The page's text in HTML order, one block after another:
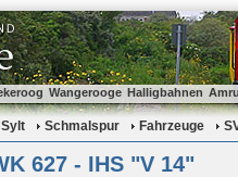
Wangerooge Halligbahnen
Sylt Schmalspur Fahrzeuge
627 - IHS "V 14"